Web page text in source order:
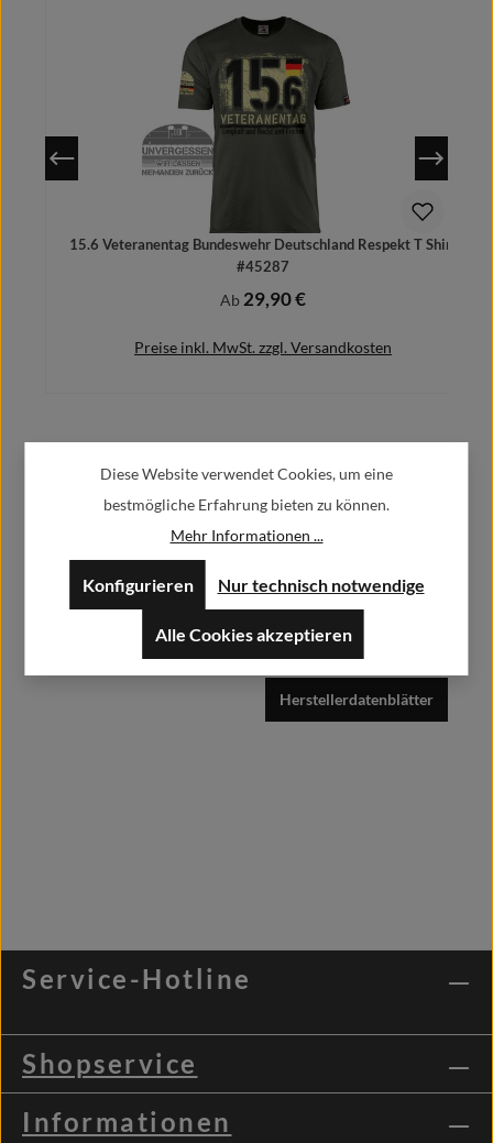
15.6 Veteranentag Bundeswehr Deutschland Respekt T Shirt
#45287
Regulärer Preis:
Ab 29,90 €
Preise inkl. MwSt. zzgl. Versandkosten
Alfa GmbH / Alfashirt
Weisweilerstr.20-22
info@alfashirt.de
Herstellerdatenblätter
Service-Hotline
Shopservice
Informationen
Diese Website verwendet Cookies, um eine
bestmögliche Erfahrung bieten zu können.
Mehr Informationen ...
Nur technisch notwendige
Konfigurieren
Alle Cookies akzeptieren